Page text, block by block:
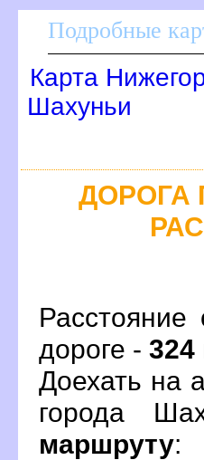
Подробные
Карта
Шахуньи
ДОРОГА
дороге - 324
Доехать на
орода
маршруту: